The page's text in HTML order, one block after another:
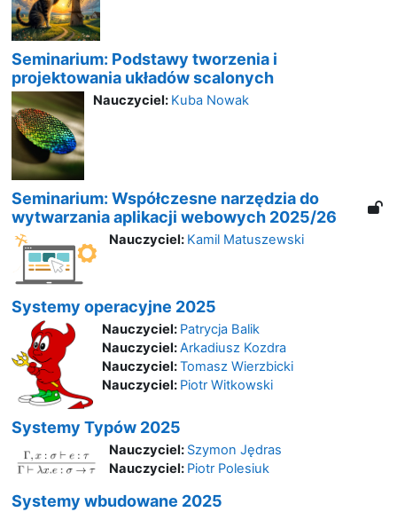
Seminarium: Podstawy tworzenia i
projektowania układów scalonych
Nauczyciel: Kuba Nowak
Seminarium: Współczesne narzędzia do
wytwarzania aplikacji webowych 2025/26
Nauczyciel: Kamil Matuszewski
Systemy operacyjne 2025
Nauczyciel: Patrycja Balik
Nauczyciel:Arkadiusz Kozdra
Nauczyciel:Tomasz Wierzbicki
Nauczyciel: Piotr Witkowski
Systemy Typów 2025
Nauczyciel: Szymon Jędras
Nauczyciel: Piotr Polesiuk
Systemy wbudowane 2025